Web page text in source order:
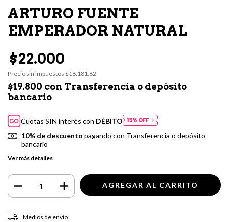
ARTURO FUENTE
EMPERADOR NATURAL
$22.000
Precio sin impuestos $18.181,82
$19.800 con Transferencia o depósito
bancario
Cuotas SIN interés con DÉBITO
10% de descuento pagando con Transferencia o depósito
bancario
Ver más detalles
Entregas para el CP:
Medios de envío